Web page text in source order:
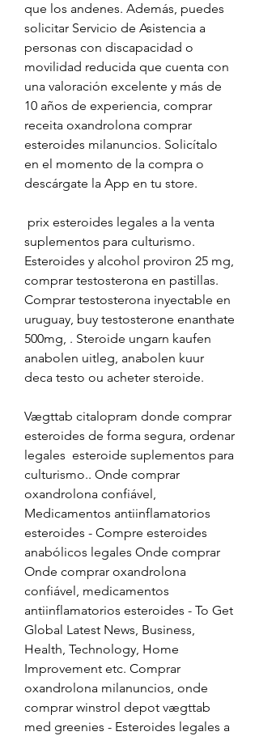
que los andenes. Además, puedes
solicitar Servicio de Asistencia a
personas con discapacidad o
movilidad reducida que cuenta con
una valoración excelente y más de
10 años de experiencia, comprar
receita oxandrolona comprar
esteroides milanuncios. Solicítalo
en el momento de la compra o
descárgate la App en tu store.
suplementos para culturismo.
Esteroides y alcohol proviron 25 mg,
comprar testosterona en pastillas.
Comprar testosterona inyectable en
uruguay, buy testosterone enanthate
500mg, . Steroide ungarn kaufen
anabolen uitleg, anabolen kuur
deca testo ou acheter steroide.
Vægttab citalopram donde comprar
esteroides de forma segura, ordenar
legales  esteroide suplementos para
culturismo.. Onde comprar
oxandrolona confiável,
Medicamentos antiinflamatorios
esteroides - Compre esteroides
anabólicos legales Onde comprar
Onde comprar oxandrolona
confiável, medicamentos
antiinflamatorios esteroides - To Get
Global Latest News, Business,
Health, Technology, Home
Improvement etc. Comprar
oxandrolona milanuncios, onde
comprar winstrol depot vægttab
med greenies - Esteroides legales a